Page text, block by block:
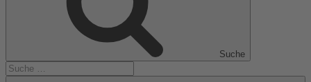
Suche